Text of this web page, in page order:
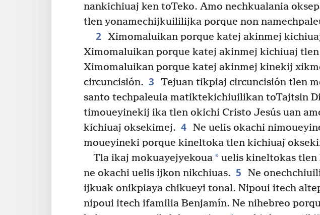
nankichiuaj ken toTeko. Amo nechkualania
tlen yonamechijkuililijka porque non
2 Ximomaluikan porque katej akinmej
Ximomaluikan porque katej akinmej kichiuaj
Ximomaluikan porque katej akinmej kinekij
circuncisión. 3
Tejuan tikpiaj circuncisión tlen
santo techpaleuia matiktekichiuilikan toTajtsin
timoueyinekij ika tlen okichi Cristo Jesús uan
kichiuaj oksekimej. 4 Ne uelis okachi
moueyineki porque kineltoka tlen kichiuaj
Tla ikaj mokuayejyekoua* uelis kineltokas
ne okachi uelis ijkon nikchiuas. 5
Ne
ijkuak onikpiaya chikueyi tonal. Nipoui itech
nipoui itech ifamilia Benjamín. Ne nihebreo